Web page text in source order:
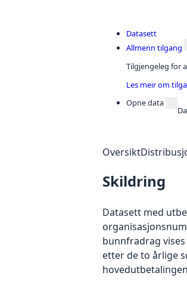
Datasett
Allmenn tilgang
Tilgjengeleg for
Les meir om
Opne data
Oversikt
Skildring
Datasett med
bunnfradrag
etter de to årlige